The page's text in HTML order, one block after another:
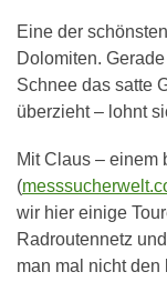
Eine der
Dolomiten.
Schnee das satte
überzieht – lohnt
Mit Claus – einem
(
wir hier einige
Radroutennetz
man mal nicht